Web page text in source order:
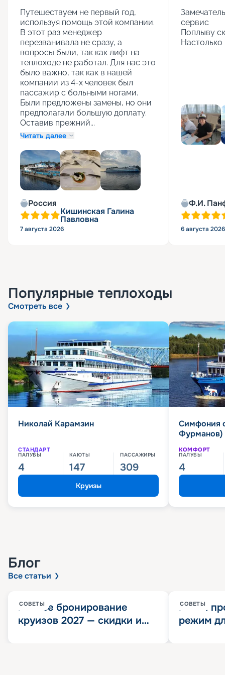
Путешествуем не первый год,
используя помощь этой компании.
В этот раз менеджер
перезванивала не сразу, а
вопросы были, так как лифт на
теплоходе не работал. Для нас это
было важно, так как в нашей
компании из 4-х человек был
пассажир с больными ногами.
Были предложены замены, но они
предполагали большую доплату.
Оставив прежний...
Читать далее
Россия
Кишинская Галина
Павловна
7 августа 2026
сервис
Поплыву
Ф.И.
6 августа 2026
Популярные теплоходы
Смотреть все
Николай Карамзин
СТАНДАРТ
ПАЛУБЫ
4
КАЮТЫ
147
ПАССАЖИРЫ
309
Круизы
Симфония
Фурманов)
КОМФОРТ
ПАЛУБЫ
4
Блог
Все статьи
СОВЕТЫ
Раннее бронирование
круизов 2027 — скидки и
СОВЕТЫ
Китай
режим